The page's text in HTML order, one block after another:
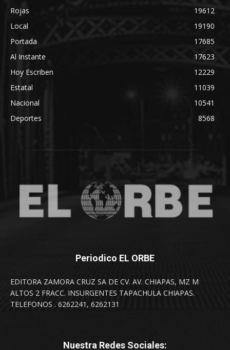
Rojas
19612
Local
19190
Portada
17685
Al Instante
17623
Hoy Escriben
12229
Estatal
11039
Nacional
10541
Deportes
8568
Periodico EL ORBE
EDITORA ZAMORA CRUZ SA DE CV. AV. CHIAPAS, MZ M
ALTOS 2 FRACC. INSURGENTES TAPACHULA CHIAPAS.
TELEFONOS . 6262241, 6262131
Nuestra Redes Sociales: